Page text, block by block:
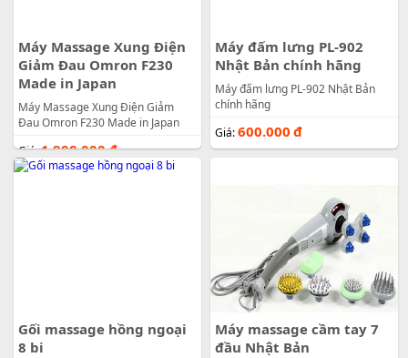
Máy Massage Xung Điện
Giảm Đau Omron F230
Made in Japan
Máy Massage Xung Điện Giảm
Đau Omron F230 Made in Japan
Giá:1.900.000đ
Máy đấm lưng PL-902
Nhật Bản chính hãng
Máy đấm lưng PL-902 Nhật Bản
chính hãng
Giá:600.000 đ
Gối massage hồng ngoại
8 bi
Máy massage cầm tay 7
đầu Nhật Bản